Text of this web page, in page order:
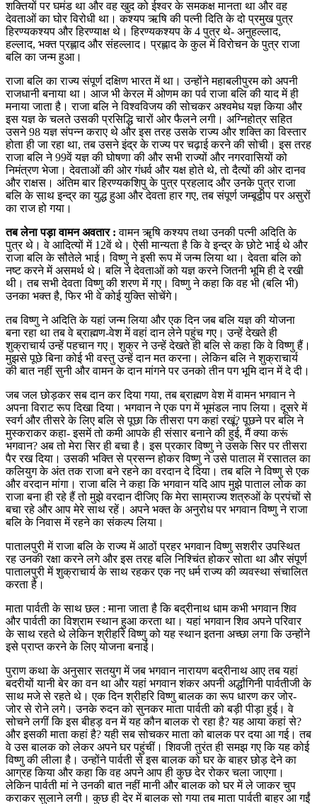
शक्तियों पर घमंड था और वह खुद को ईश्वर के समकक्ष मानता था और वह
देवताओं का घोर विरोधी था। कश्यप ऋषि की पत्नी दिति के दो प्रमुख पुत्र
हिरण्यकश्यप और हिरण्याक्ष थे। हिरण्यकश्यप के 4 पुत्र थे- अनुहल्लाद,
हल्लाद, भक्त प्रह्लाद और संहल्लाद। प्रह्लाद के कुल में विरोचन के पुत्र राजा
बलि का जन्म हुआ।
राजा बलि का राज्य संपूर्ण दक्षिण भारत में था। उन्होंने महाबलीपुरम को अपनी
राजधानी बनाया था। आज भी केरल में ओणम का पर्व राजा बलि की याद में ही
मनाया जाता है। राजा बलि ने विश्वविजय की सोचकर अश्वमेध यज्ञ किया और
इस यज्ञ के चलते उसकी प्रसिद्धि चारों ओर फैलने लगी। अग्निहोत्र सहित
उसने 98 यज्ञ संपन्न कराए थे और इस तरह उसके राज्य और शक्ति का विस्तार
होता ही जा रहा था, तब उसने इंद्र के राज्य पर चढ़ाई करने की सोची। इस तरह
राजा बलि ने 99वें यज्ञ की घोषणा की और सभी राज्यों और नगरवासियों को
निमंत्रण भेजा। देवताओं की ओर गंधर्व और यक्ष होते थे, तो दैत्यों की ओर दानव
और राक्षस। अंतिम बार हिरण्यकशिपु के पुत्र प्रहलाद और उनके पुत्र राजा
बलि के साथ इन्द्र का युद्ध हुआ और देवता हार गए, तब संपूर्ण जम्बूद्वीप पर असुरों
का राज हो गया।
तब लेना पड़ा वामन अवतार : वामन ॠषि कश्यप तथा उनकी पत्नी अदिति के
पुत्र थे। वे आदित्यों में 12वें थे। ऐसी मान्यता है कि वे इन्द्र के छोटे भाई थे और
राजा बलि के सौतेले भाई। विष्णु ने इसी रूप में जन्म लिया था। देवता बलि को
नष्ट करने में असमर्थ थे। बलि ने देवताओं को यज्ञ करने जितनी भूमि ही दे रखी
थी। तब सभी देवता विष्णु की शरण में गए। विष्णु ने कहा कि वह भी (बलि भी)
उनका भक्त है, फिर भी वे कोई युक्ति सोचेंगे।
तब विष्णु ने अदिति के यहां जन्म लिया और एक दिन जब बलि यज्ञ की योजना
बना रहा था तब वे ब्राह्मण-वेश में वहां दान लेने पहुंच गए। उन्हें देखते ही
शुक्राचार्य उन्हें पहचान गए। शुक्र ने उन्हें देखते ही बलि से कहा कि वे विष्णु हैं।
मुझसे पूछे बिना कोई भी वस्तु उन्हें दान मत करना। लेकिन बलि ने शुक्राचार्य
की बात नहीं सुनी और वामन के दान मांगने पर उनको तीन पग भूमि दान में दे दी।
जब जल छोड़कर सब दान कर दिया गया, तब ब्राह्मण वेश में वामन भगवान ने
अपना विराट रूप दिखा दिया। भगवान ने एक पग में भूमंडल नाप लिया। दूसरे में
स्वर्ग और तीसरे के लिए बलि से पूछा कि तीसरा पग कहां रखूं? पूछने पर बलि ने
मुस्कराकर कहा- इसमें तो कमी आपके ही संसार बनाने की हुई, मैं क्या करूं
भगवान? अब तो मेरा सिर ही बचा है। इस प्रकार विष्णु ने उसके सिर पर तीसरा
पैर रख दिया। उसकी भक्ति से प्रसन्न होकर विष्णु ने उसे पाताल में रसातल का
कलियुग के अंत तक राजा बने रहने का वरदान दे दिया। तब बलि ने विष्णु से एक
और वरदान मांगा। राजा बलि ने कहा कि भगवान यदि आप मुझे पाताल लोक का
राजा बना ही रहे हैं तो मुझे वरदान ‍दीजिए कि मेरा साम्राज्य शत्रुओं के प्रपंचों से
बचा रहे और आप मेरे साथ रहें। अपने भक्त के अनुरोध पर भगवान विष्णु ने राजा
बलि के निवास में रहने का संकल्प लिया।
पातालपुरी में राजा बलि के राज्य में आठों प्रहर भगवान विष्णु सशरीर उपस्थित
रह उनकी रक्षा करने लगे और इस तरह बलि निश्चिंत होकर सोता था और संपूर्ण
पातालपुरी में शुक्राचार्य के साथ रहकर एक नए धर्म राज्य की व्यवस्था संचालित
करता है।
माता पार्वती के साथ छल : माना जाता है कि बद्रीनाथ धाम कभी भगवान शिव
और पार्वती का विश्राम स्थान हुआ करता था। यहां भगवान शिव अपने परिवार
के साथ रहते थे लेकिन श्रीहरि विष्णु को यह स्थान इतना अच्छा लगा कि उन्होंने
इसे प्राप्त करने के लिए योजना बनाई।
पुराण कथा के अनुसार सतयुग में जब भगवान नारायण बद्रीनाथ आए तब यहां
बदरीयों यानी बेर का वन था और यहां भगवान शंकर अपनी अर्द्धांगिनी पार्वतीजी के
साथ मजे से रहते थे। एक दिन श्रीहरि विष्णु बालक का रूप धारण कर जोर-
जोर से रोने लगे। उनके रुदन को सुनकर माता पार्वती को बड़ी पीड़ा हुई। वे
सोचने लगीं कि इस बीहड़ वन में यह कौन बालक रो रहा है? यह आया कहां से?
और इसकी माता कहां है? यही सब सोचकर माता को बालक पर दया आ गई। तब
वे उस बालक को लेकर अपने घर पहुंचीं। शिवजी तुरंत ही ‍समझ गए कि यह कोई
विष्णु की लीला है। उन्होंने पार्वती से इस बालक को घर के बाहर छोड़ देने का
आग्रह किया और कहा कि वह अपने आप ही कुछ देर रोकर चला जाएगा।
लेकिन पार्वती मां ने उनकी बात नहीं मानी और बालक को घर में ले जाकर चुप
कराकर सुलाने लगी। कुछ ही देर में बालक सो गया तब माता पार्वती बाहर आ गईं